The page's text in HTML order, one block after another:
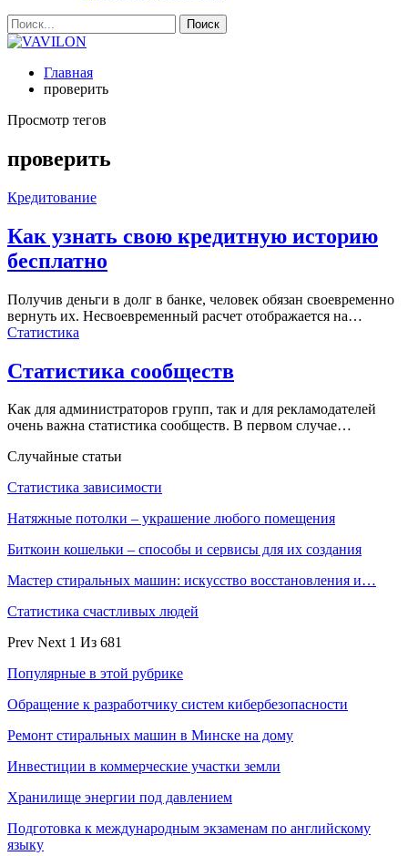
Главная
проверить
Просмотр тегов
проверить
Кредитование
Как узнать свою кредитную историю
бесплатно
Получив деньги в долг в банке, человек обязан своевременно
вернуть их. Несвоевременный расчет отображается на…
Статистика
Статистика сообществ
Как для администраторов групп, так и для рекламодателей
очень важна статистика сообществ. В первом случае…
Случайные статьи
Статистика зависимости
Натяжные потолки – украшение любого помещения
Биткоин кошельки – способы и сервисы для их создания
Мастер стиральных машин: искусство восстановления и…
Статистика счастливых людей
Prev Next 1 Из 681
Популярные в этой рубрике
Обращение к разработчику систем кибербезопасности
Ремонт стиральных машин в Минске на дому
Инвестиции в коммерческие участки земли
Хранилище энергии под давлением
Подготовка к международным экзаменам по английскому
языку